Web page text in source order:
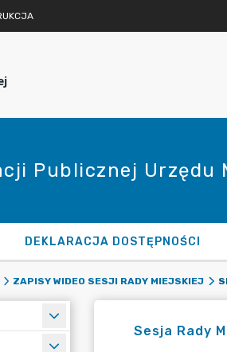
Publicznej Urzędu
DEKLARACJA DOSTĘPNOŚCI
ZAPISY WIDEO SESJI RADY MIEJSKIEJ
Sesja Rady